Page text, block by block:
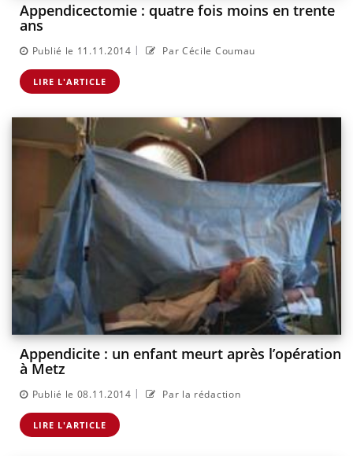
Appendicectomie : quatre fois moins en trente
ans
Publié le 11.11.2014 | Par Cécile Coumau
LIRE L'ARTICLE
Appendicite : un enfant meurt après l’opération
à Metz
Publié le 08.11.2014 | Par la rédaction
LIRE L'ARTICLE